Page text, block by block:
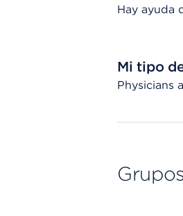
Hay ayuda
Mi tipo
Physicians